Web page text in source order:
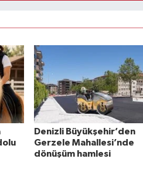
Denizli Büyükşehir’den
Gerzele Mahallesi’nde
dönüşüm hamlesi